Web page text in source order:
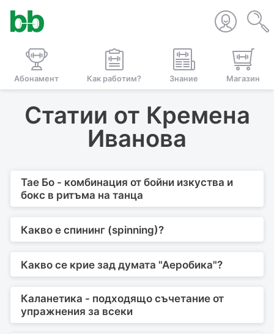
Абонамент Как работим? Знание Магазин
Статии от Кремена
Иванова
Тае Бо - комбинация от бойни изкуства и
бокс в ритъма на танца
Какво е спининг (spinning)?
Какво се крие зад думата "Аеробика"?
Каланетика - подходящо съчетание от
упражнения за всеки